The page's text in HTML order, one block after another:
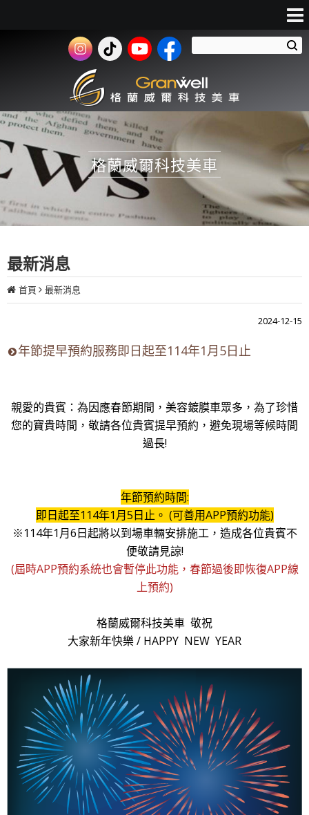
格蘭威爾科技美車
最新消息
首頁 最新消息
2024-12-15
年節提早預約服務即日起至114年1月5日止
親愛的貴賓：為因應春節期間，美容鍍膜車眾多，為了珍惜
您的寶貴時間，敬請各位貴賓提早預約，避免現場等候時間
過長!
年節預約時間:
即日起至114年1月5日止。 (可善用APP預約功能)
※114年1月6日起將以到場車輛安排施工，造成各位貴賓不
便敬請見諒!
(屆時APP預約系統也會暫停此功能，春節過後即恢復APP線
上預約)
格蘭威爾科技美車 敬祝
大家新年快樂 / HAPPY NEW YEAR